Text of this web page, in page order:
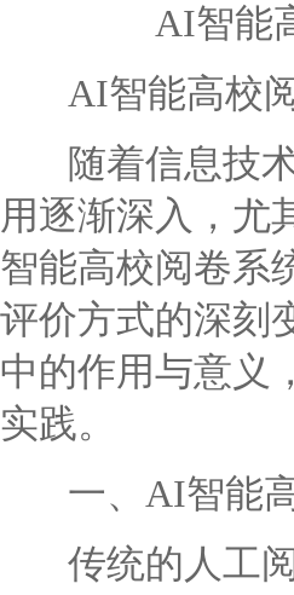
AI智能
AI智能高校阅
随着信息技术
用逐渐深入，尤
智能高校阅卷系
评价方式的深刻
中的作用与意义
实践。
一、AI智能高
传统的人工阅